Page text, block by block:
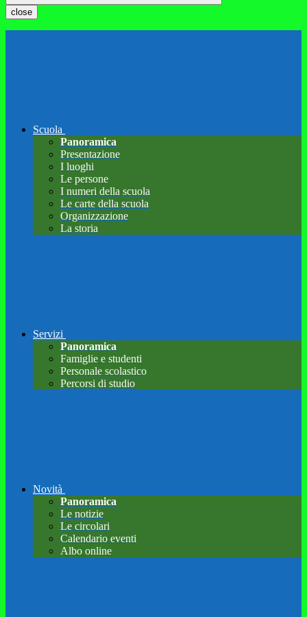
close
Scuola
Panoramica
Presentazione
I luoghi
Le persone
I numeri della scuola
Le carte della scuola
Organizzazione
La storia
Servizi
Panoramica
Famiglie e studenti
Personale scolastico
Percorsi di studio
Novità
Panoramica
Le notizie
Le circolari
Calendario eventi
Albo online